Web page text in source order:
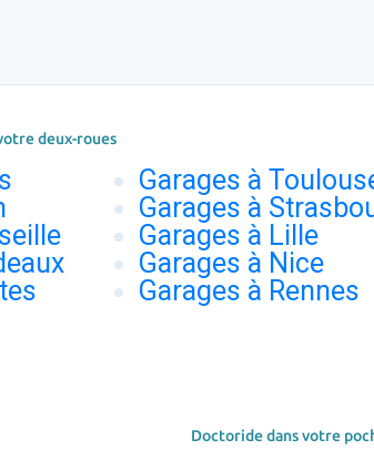
deux-roues
Garages à
Garages à
Garages à Lille
Garages à Nice
Garages à Rennes
Doctoride dans votre